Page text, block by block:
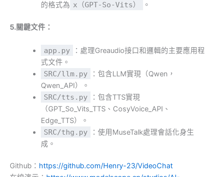
的格式為 x（GPT-So-Vits） 。
5.關鍵文件：
app.py
：處理Greaudio接口和邏輯的主要應用程
式文件。
SRC/llm.py
：包含LLM實現（Qwen，
Qwen_API）。
SRC/tts.py
：包含TTS實現
（GPT_So_Vits_TTS、CosyVoice_API、
Edge_TTS）。
SRC/thg.py
：使用MuseTalk處理會話化身生
成。
Github： https://github.com/Henry-23/VideoChat